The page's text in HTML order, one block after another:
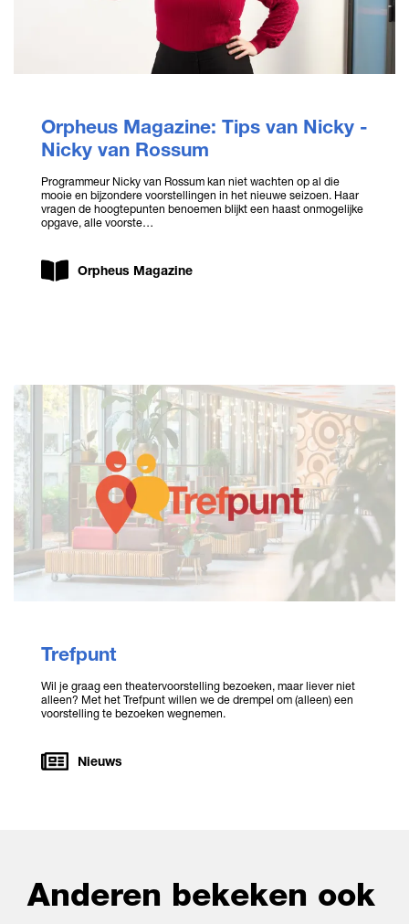
Orpheus Magazine: Tips van Nicky -
Nicky van Rossum
Programmeur Nicky van Rossum kan niet wachten op al die
mooie en bijzondere voorstellingen in het nieuwe seizoen. Haar
vragen de hoogtepunten benoemen blijkt een haast onmogelijke
opgave, alle voorste…
Orpheus Magazine
Trefpunt
Wil je graag een theatervoorstelling bezoeken, maar liever niet
alleen? Met het Trefpunt willen we de drempel om (alleen) een
voorstelling te bezoeken wegnemen.
Nieuws
Anderen bekeken ook